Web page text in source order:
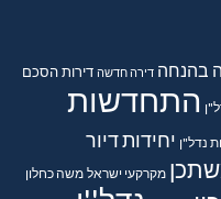
בהנחה דירה חדשה דירותהסכם
התחדשות
נדל"ן יחידות דיור
מקרקעי ישראל משה כחלון